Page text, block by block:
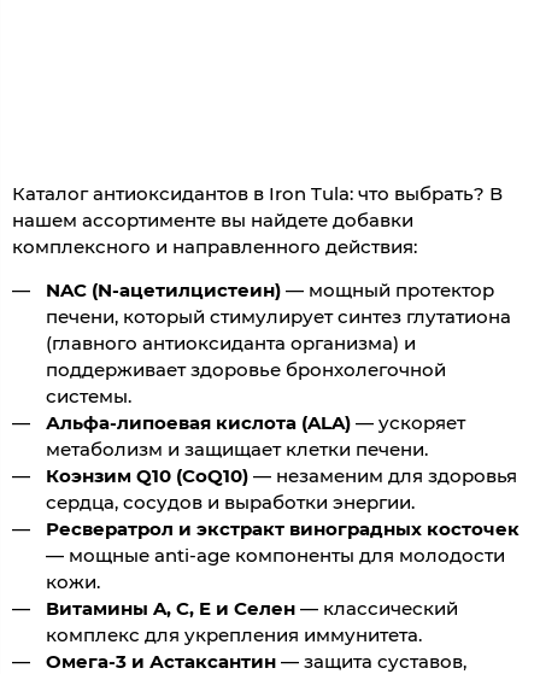
Каталог антиоксидантов в Iron Tula: что выбрать? В
нашем ассортименте вы найдете добавки
комплексного и направленного действия:
NAC (N-ацетилцистеин)— мощный протектор
печени, который стимулирует синтез глутатиона
(главного антиоксиданта организма) и
поддерживает здоровье бронхолегочной
системы.
Альфа-липоевая кислота (ALA)— ускоряет
метаболизм и защищает клетки печени.
Коэнзим Q10 (CoQ10)— незаменим для здоровья
сердца, сосудов и выработки энергии.
Ресвератрол и экстракт виноградных косточек
— мощные anti-age компоненты для молодости
кожи.
Витамины A, C, E и Селен— классический
комплекс для укрепления иммунитета.
Омега-3 и Астаксантин— защита суставов,